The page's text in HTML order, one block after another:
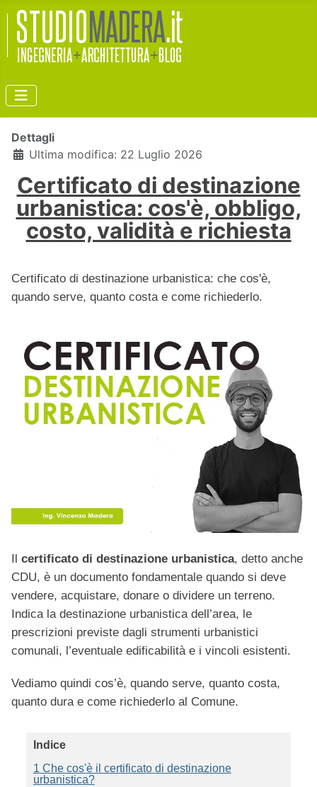
Dettagli
Ultima modifica: 22 Luglio 2026
Certificato di destinazione
urbanistica: cos'è, obbligo,
costo, validità e richiesta
Certificato di destinazione urbanistica: che cos'è,
quando serve, quanto costa e come richiederlo.
certificato di destinazione urbanistica, detto anche
CDU, è un documento fondamentale quando si deve
vendere, acquistare, donare o dividere un terreno.
Indica la destinazione urbanistica dell’area, le
prescrizioni previste dagli strumenti urbanistici
comunali, l’eventuale edificabilità e i vincoli esistenti.
Vediamo quindi cos’è, quando serve, quanto costa,
quanto dura e come richiederlo al Comune.
Indice
1 Che cos'è il certificato di destinazione
urbanistica?